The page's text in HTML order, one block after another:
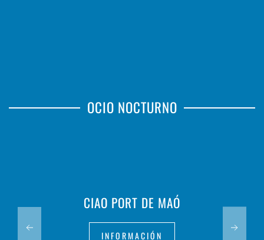
OCIO NOCTURNO
CIAO PORT DE MAÓ
INFORMACIÓN